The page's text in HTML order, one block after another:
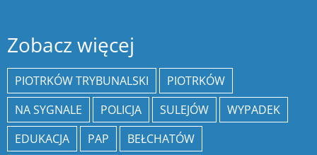
Zobacz więcej
PIOTRKÓW TRYBUNALSKI
PIOTRKÓW
NA SYGNALE
POLICJA SULEJÓW
WYPADEK
EDUKACJA
PAP
BEŁCHATÓW